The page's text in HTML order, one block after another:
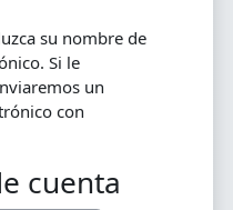
su nombre de
Si le
un
con
cuenta